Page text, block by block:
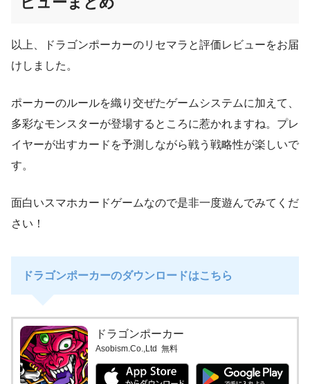
以上、ドラゴンポーカーのリセマラと評価レビューをお届
けしました。
ポーカーのルールを織り交ぜたゲームシステムに加えて、
多彩なモンスターが登場するところに惹かれますね。プレ
イヤーが出すカードを予測しながら戦う戦略性が楽しいで
す。
面白いスマホカードゲームなので是非一度遊んでみてくだ
さい！
ドラゴンポーカーのダウンロードはこちら
ドラゴンポーカー
Asobism.Co.,Ltd 無料